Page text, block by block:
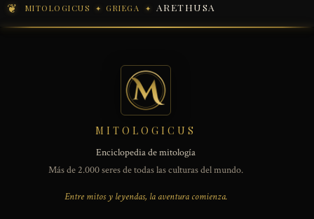
MITOLOGICUS GRIEGA ARETHUSA
MITOLOGICUS
Enciclopedia de mitología
Más de 2.000 seres de todas las culturas del mundo.
Entre mitos y leyendas, la aventura comienza.